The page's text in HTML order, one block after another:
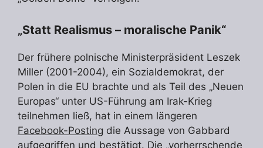
„Statt Realismus – moralische Panik“
Der frühere polnische Ministerpräsident Leszek
Miller (2001-2004), ein Sozialdemokrat, der
Polen in die EU brachte und als Teil des „Neuen
Europas“ unter US-Führung am Irak-Krieg
teilnehmen ließ, hat in einem längeren
Facebook-Posting die Aussage von Gabbard
aufgegriffen und bestätigt. Die „vorherrschende